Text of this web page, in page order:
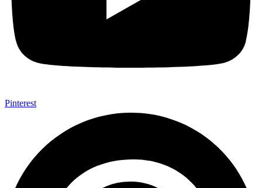
Pinterest